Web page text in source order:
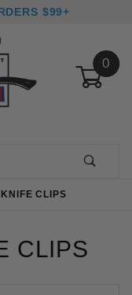
$99+
0
CLIPS
CLIPS